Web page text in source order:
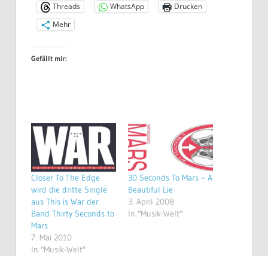
Threads WhatsApp
Drucken
Mehr
Gefällt mir:
Closer To The Edge
wird die dritte Single
aus This is War der
Band Thirty Seconds to
Mars
7. Mai 2010
In "Musik-Welt"
30 Seconds To Mars – A
Beautiful Lie
3. April 2008
In "Musik-Welt"